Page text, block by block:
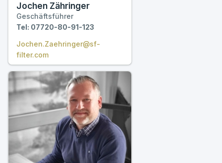
Jochen Zähringer
Geschäftsführer
Tel: 07720-80-91-123
Jochen.Zaehringer@sf-
filter.com